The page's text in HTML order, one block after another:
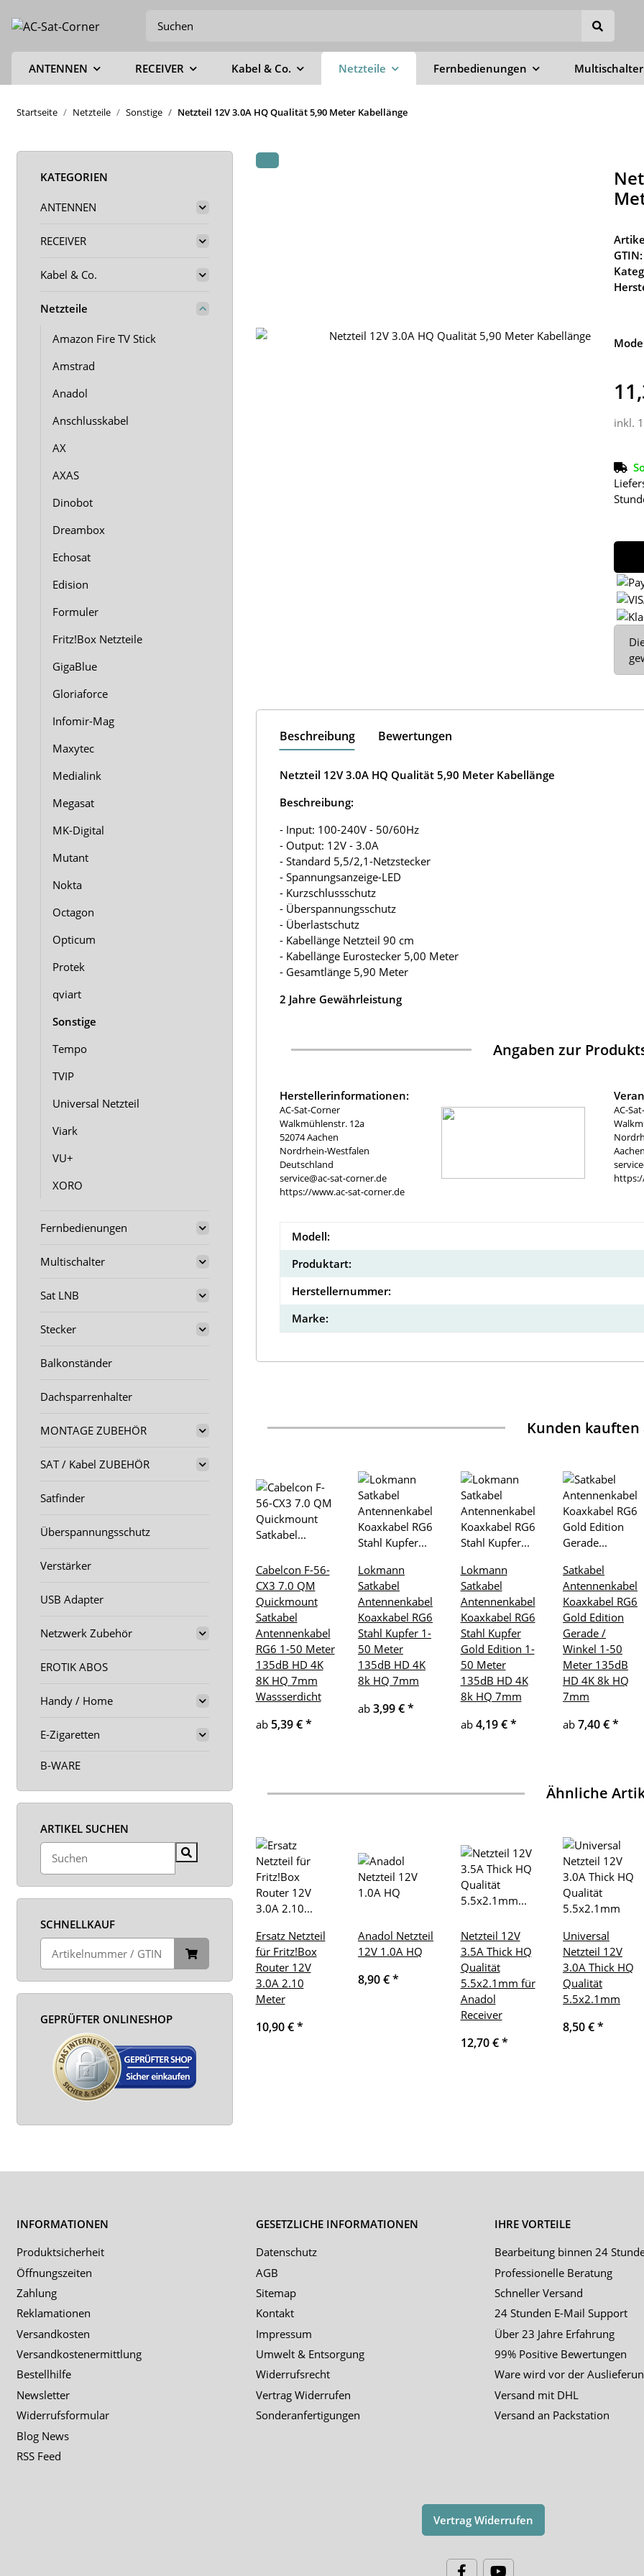
ANTENNEN RECEIVER Kabel & Co. Netzteile Fernbedienungen Multischalter
Startseite Netzteile Sonstige Netzteil 12V 3.0A HQ Qualität 5,90 Meter Kabellänge
GTIN:
inkl.
x
Beschreibung Bewertungen
Netzteil 12V 3.0A HQ Qualität 5,90 Meter Kabellänge
Beschreibung:
- Input: 100-240V - 50/60Hz
- Output: 12V - 3.0A
- Standard 5,5/2,1-Netzstecker
- Spannungsanzeige-LED
- Kurzschlussschutz
- Überspannungsschutz
- Überlastschutz
- Kabellänge Netzteil 90 cm
- Kabellänge Eurostecker 5,00 Meter
- Gesamtlänge 5,90 Meter
2 Jahre Gewährleistung
Angaben zur
Herstellerinformationen:
AC-Sat-Corner
Walkmühlenstr. 12a
52074 Aachen
Nordrhein-Westfalen
Deutschland
service@ac-sat-corner.de
https://www.ac-sat-corner.de
AC-
Modell:
Produktart:
Herstellernummer:
Marke:
Kunden kauften
Cabelcon F-56-
CX3 7.0 QM
Quickmount
Satkabel
Antennenkabel
RG6 1-50 Meter
135dB HD 4K
8K HQ 7mm
Wassserdicht
ab 5,39 €*
Lokmann
Satkabel
Antennenkabel
Koaxkabel RG6
Stahl Kupfer 1-
50 Meter
135dB HD 4K
8k HQ 7mm
ab 3,99 €*
Lokmann
Satkabel
Antennenkabel
Koaxkabel RG6
Stahl Kupfer
Gold Edition 1-
50 Meter
135dB HD 4K
8k HQ 7mm
ab 4,19 €*
Satkabel
Antennenkabel
Koaxkabel RG6
Gold Edition
Gerade /
Winkel 1-50
Meter 135dB
HD 4K 8k HQ
7mm
ab 7,40 €*
Ähnliche
Ersatz Netzteil
für Fritz!Box
Router 12V
3.0A 2.10
Meter
10,90 €*
Anadol Netzteil
12V 1.0A HQ
8,90 €*
Netzteil 12V
3.5A Thick HQ
Qualität
5.5x2.1mm für
Anadol
Receiver
12,70 €*
Universal
Netzteil 12V
3.0A Thick HQ
Qualität
5.5x2.1mm
8,50 €*
KATEGORIEN
ANTENNEN
RECEIVER
Kabel & Co.
Netzteile
Amazon Fire TV Stick
Amstrad
Anadol
Anschlusskabel
AX
AXAS
Dinobot
Dreambox
Echosat
Edision
Formuler
Fritz!Box Netzteile
GigaBlue
Gloriaforce
Infomir-Mag
Maxytec
Medialink
Megasat
MK-Digital
Mutant
Nokta
Octagon
Opticum
Protek
qviart
Sonstige
Tempo
TVIP
Universal Netzteil
Viark
VU+
XORO
Fernbedienungen
Multischalter
Sat LNB
Stecker
Balkonständer
Dachsparrenhalter
MONTAGE ZUBEHÖR
SAT / Kabel ZUBEHÖR
Satfinder
Überspannungsschutz
Verstärker
USB Adapter
Netzwerk Zubehör
EROTIK ABOS
Handy / Home
E-Zigaretten
B-WARE
ARTIKEL SUCHEN
SCHNELLKAUF
GEPRÜFTER ONLINESHOP
INFORMATIONEN
Produktsicherheit
Öffnungszeiten
Zahlung
Reklamationen
Versandkosten
Versandkostenermittlung
Bestellhilfe
Newsletter
Widerrufsformular
Blog News
RSS Feed
GESETZLICHE INFORMATIONEN
Datenschutz
AGB
Sitemap
Kontakt
Impressum
Umwelt & Entsorgung
Widerrufsrecht
Vertrag Widerrufen
Sonderanfertigungen
IHRE VORTEILE
Bearbeitung binnen 24
Professionelle Beratung
Schneller Versand
24 Stunden E-Mail Support
Über 23 Jahre Erfahrung
99% Positive Bewertungen
Ware wird vor der
Versand mit DHL
Versand an Packstation
Vertrag Widerrufen